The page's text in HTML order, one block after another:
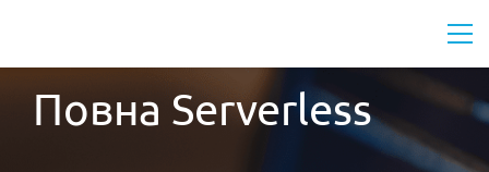
Повна Serverless